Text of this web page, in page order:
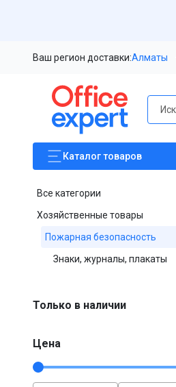
Ваш регион доставки:Алматы
Каталогтоваров
Все категории
Хозяйственные товары
Пожарная безопасность
Знаки, журналы, плакаты
Только в наличии
Цена